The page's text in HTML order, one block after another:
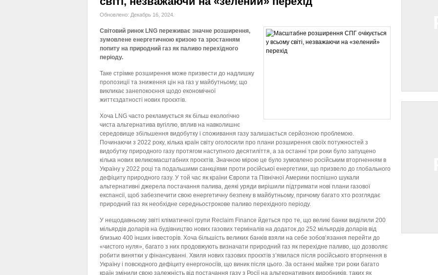
Обновлено: Декабрь 16, 2024.
Світовий ринок LNG переживає значне розширення,
зумовлене енергетичною кризою та зростанням
попиту на природний газ як паливо перехідного
періоду.
Таке стрімке розширення може призвести до надлишку
пропозиції та зниження цін на газ у майбутньому, що
викликає занепокоєння щодо економічної
життєздатності нових проєктів.
Хоча LNG часто рекламується як більш екологічно
чиста альтернатива вугіллю, вплив на навколишнє
середовище збільшення видобутку і споживання газу залишається серйозною проблемою.
Починаючи з 2022 року, кілька країн світу оголосили про плани розширення своїх потужностей з
видобутку природного газу протягом наступного десятиліття, а за останні три роки було запущено
кілька нових великомасштабних проєктів. Значною мірою це було зумовлено російським вторгненням в
Україну у 2022 році та подальшими санкціями проти російської енергетики, що призвело до глобального
дефіциту природного газу. У той час як країни Європи та Північної Америки поспішно шукали
альтернативні джерела постачання палива, деякі уряди вирішили підтримати нові плани газової
експансії, щоб забезпечити свою енергетичну безпеку в майбутньому, причому багато хто розглядає
природний газ як необхідне середньострокове паливо перехідного періоду.
У нещодавньому звіті кліматичної групи Reclaim Finance йдеться про те, що великі банки виділили 200
мільярдів доларів на будівництво нових газових терміналів на додаток до 252 мільярдів доларів від
близько 400 інших інвесторів. Хоча більшість великих банків взяли на себе зобов’язання перейти до
«чистого нуля», багато з них продовжують визначати природний газ як перехідне паливо, що дозволяє
робити винятки у фінансуванні. Хвиля нових газових проєктів з’явилася після російського вторгнення в
Україну і повсюдного дефіциту енергоносіїв, що виник після цього. За останні майже три роки багато
країн змінили свою залежність від постачання газу з Росії на альтернативних виробників, таких як